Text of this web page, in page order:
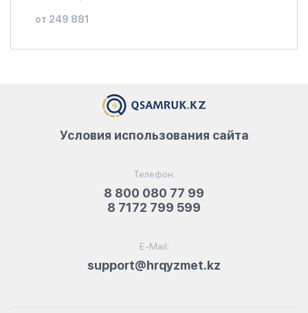
от 249 881
Телефон:
8 800 080 77 99
8 7172 799 599
E-Mail:
support@hrqyzmet.kz
Условия использования сайта